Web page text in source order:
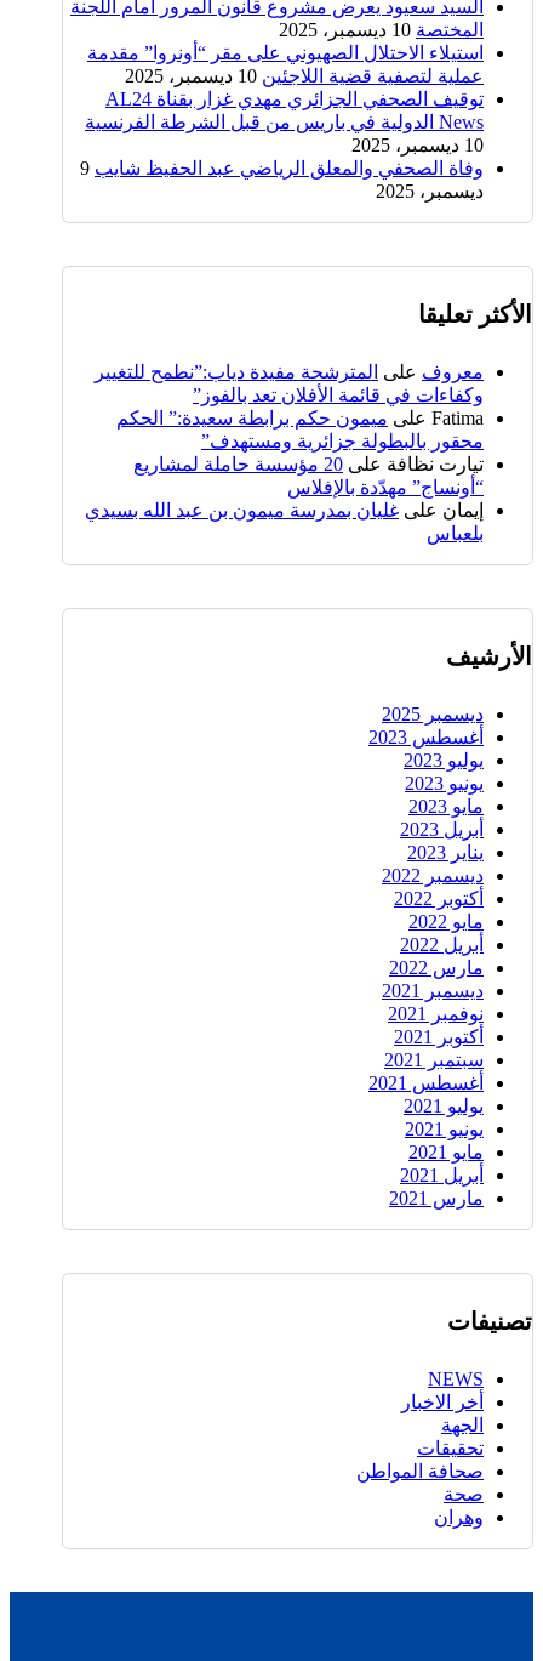
السيد سعيود يعرض مشروع قانون المرور أمام اللجنة
المختصة 10 ديسمبر، 2025
استيلاء الاحتلال الصهيوني على مقر “أونروا” مقدمة
عملية لتصفية قضية اللاجئين 10 ديسمبر، 2025
توقيف الصحفي الجزائري مهدي غزار بقناة AL24
News الدولية في باريس من قبل الشرطة الفرنسية
10 ديسمبر، 2025
وفاة الصحفي والمعلق الرياضي عبد الحفيظ شايب 9
ديسمبر، 2025
الأكثر تعليقا
معروف على المترشحة مفيدة دياب:”نطمح للتغيير
وكفاءات في قائمة الأفلان تعد بالفوز”
Fatima على ميمون حكم برابطة سعيدة:” الحكم
محقور بالبطولة جزائرية ومستهدف”
تيارت نظافة على
20 مؤسسة حاملة لمشاريع
“أونساج” مهدّدة بالإفلاس
إيمان على غليان بمدرسة ميمون بن عبد الله بسيدي
بلعباس
الأرشيف
ديسمبر 2025
أغسطس 2023
يوليو 2023
يونيو 2023
مايو 2023
أبريل 2023
يناير 2023
ديسمبر 2022
أكتوبر 2022
مايو 2022
أبريل 2022
مارس 2022
ديسمبر 2021
نوفمبر 2021
أكتوبر 2021
سبتمبر 2021
أغسطس 2021
يوليو 2021
يونيو 2021
مايو 2021
أبريل 2021
مارس 2021
تصنيفات
NEWS
أخر الاخبار
الجهة
تحقيقات
صحافة المواطن
صحة
وهران